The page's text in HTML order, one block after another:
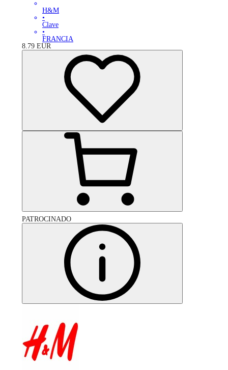
H&M
•
Clave
•
FRANCIA
8.79 EUR
PATROCINADO